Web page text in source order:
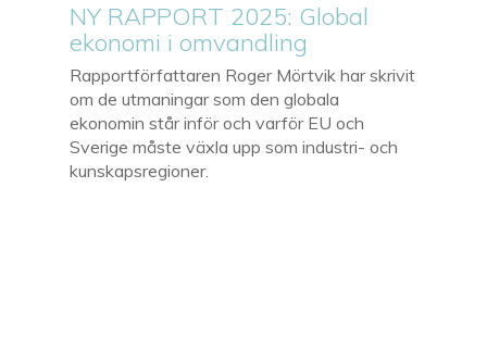
NY RAPPORT 2025: Global
ekonomi i omvandling
Rapportförfattaren Roger Mörtvik har skrivit
om de utmaningar som den globala
ekonomin står inför och varför EU och
Sverige måste växla upp som industri- och
kunskapsregioner.